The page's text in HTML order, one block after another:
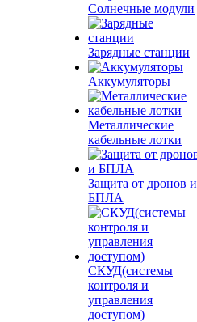
Солнечные модули
Зарядные станции
Аккумуляторы
Металлические
кабельные лотки
Защита от дронов и
БПЛА
СКУД(системы
контроля и
управления
доступом)